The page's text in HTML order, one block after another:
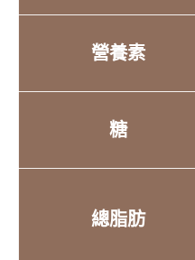
營養素
糖
總脂肪